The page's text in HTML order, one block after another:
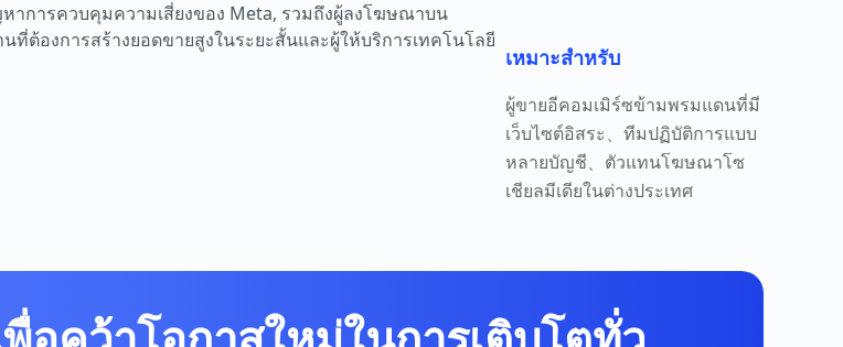
การควบคุมความเสี่ยงของ Meta, รวมถึงผู้ลงโฆษณาบน
ต้องการสร้างยอดขายสูงในระยะสั้นและผู้ให้บริการเทคโนโลยี
เหมาะสำหรับ
ผู้ขายอีคอมเมิร์ซข้ามพรมแดนที่มี
เว็บไซต์อิสระ、ทีมปฏิบัติการแบบ
หลายบัญชี、ตัวแทนโฆษณาโซ
เชียลมีเดียในต่างประเทศ